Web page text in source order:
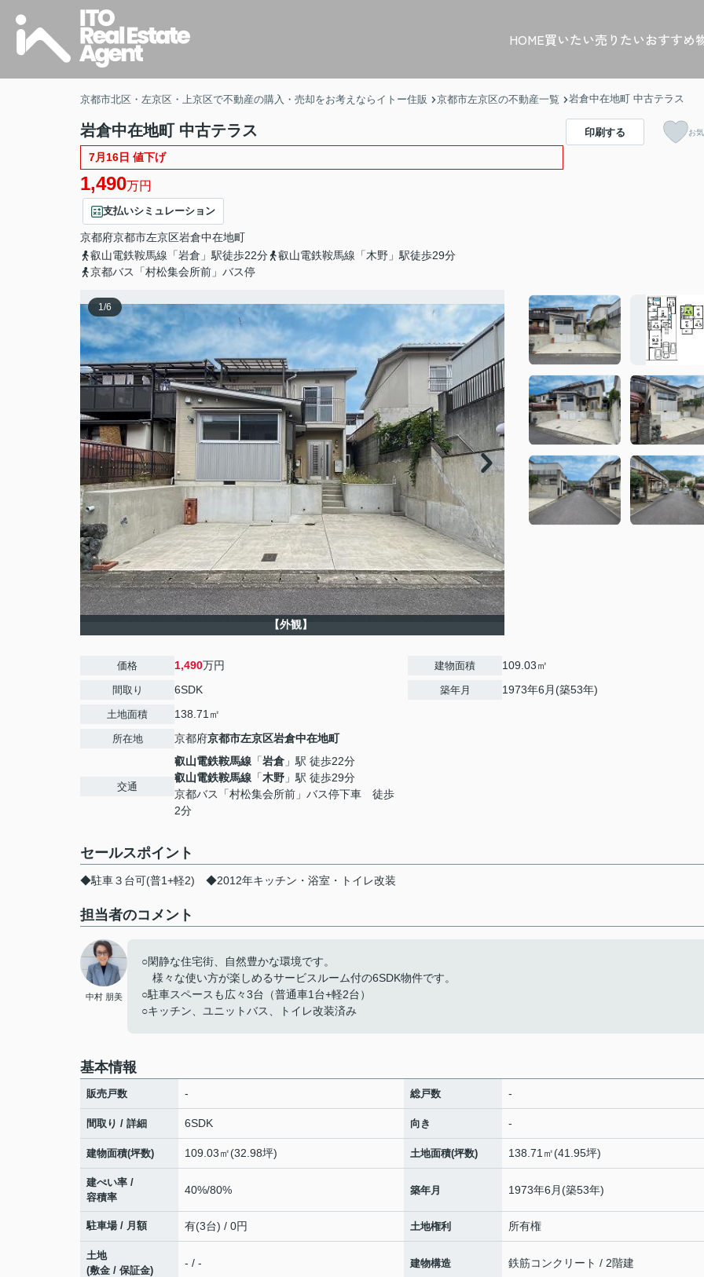
HOME買いたい売りたいおすすめ
京都市北区・左京区・上京区で不動産の購入・売却をお考えならイトー住販 京都市左京区の不動産一覧 岩倉中在地町 中古テラス
岩倉中在地町 中古テラス
7月16日 値下げ
1,490万円
支払いシミュレーション
京都府京都市左京区岩倉中在地町
叡山電鉄鞍馬線「岩倉」駅徒歩22分
叡山電鉄鞍馬線「木野」駅徒歩29分
京都バス「村松集会所前」バス停
印刷する お
1/6
【外観】
価格 1,490万円
間取り 6SDK
土地面積 138.71㎡
所在地 京都府京都市左京区岩倉中在地町
交通
叡山電鉄鞍馬線 「岩倉 」駅 徒歩22分
叡山電鉄鞍馬線 「木野 」駅 徒歩29分
京都バス「村松集会所前」バス停下車 徒歩
2分
建物面積 109.03㎡
築年月 1973年6月(築53年)
セールスポイント
◆駐車３台可(普1+軽2) ◆2012年キッチン・浴室・トイレ改装
担当者のコメント
中村 朋美
○閑静な住宅街、自然豊かな環境です。
様々な使い方が楽しめるサービスルーム付の6SDK物件です。
○駐車スペースも広々3台（普通車1台+軽2台）
○キッチン、ユニットバス、トイレ改装済み
基本情報
販売戸数 - 総戸数 -
間取り / 詳細 6SDK 向き -
建物面積(坪数) 109.03㎡(32.98坪) 土地面積(坪数) 138.71㎡(41.95坪)
建ぺい率 /
容積率
40%/80% 築年月 1973年6月(築53年)
駐車場 / 月額 有(3台) / 0円 土地権利 所有権
土地
(敷金 / 保証金)
- / - 建物構造 鉄筋コンクリート / 2階建